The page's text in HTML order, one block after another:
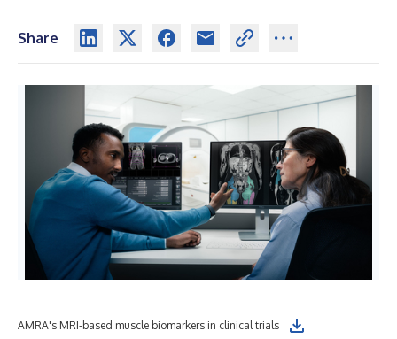
Share
AMRA's MRI-based muscle biomarkers in clinical trials